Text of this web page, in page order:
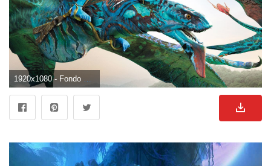
1920x1080 - Fondo de pantalla de 1920x1080. Wallpaper HD 1080p de Avatar.